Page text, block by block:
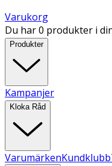
Varukorg
Du har 0 produkter i
Produkter
Kampanjer
Kloka Råd
VarumärkenKundklubb